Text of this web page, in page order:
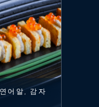
어알, 감자